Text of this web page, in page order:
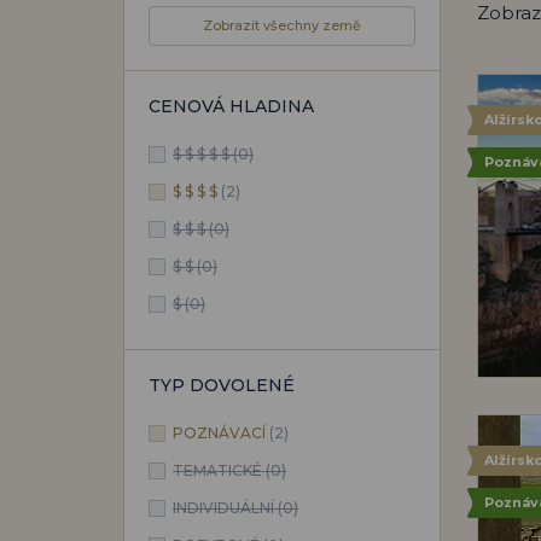
Zobrazit všechny země
CENOVÁ HLADINA
$ $ $ $ $(0)
$ $ $ $ (2)
$ $ $(0)
$ $(0)
$(0)
TYP DOVOLENÉ
POZNÁVACÍ (2)
TEMATICKÉ(0)
INDIVIDUÁLNÍ(0)